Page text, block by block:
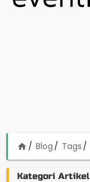
home Blog Tags
Kategori Artikel